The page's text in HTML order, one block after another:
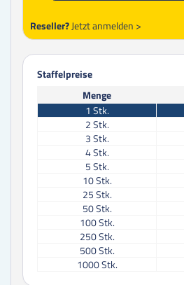
Reseller?Jetzt anmelden >
Staffelpreise
Menge
1 Stk.
2Stk.
3Stk.
4Stk.
5Stk.
10Stk.
25Stk.
50Stk.
100Stk.
250Stk.
500Stk.
1000Stk.